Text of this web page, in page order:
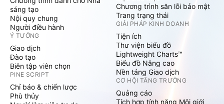
sáng tạo
Nội quy chung
Người điều hành
Ý TƯỞNG
Giao dịch
Đào tạo
Biên tập viên chọn
PINE SCRIPT
Chỉ báo & chiến lược
Phù thủy
Chương trình săn lỗi bảo mật
Trang trạng thái
GIẢI PHÁP KINH DOANH
Tiện ích
Thư viện biểu đồ
Lightweight Charts™
Biểu đồ Nâng cao
Nền tảng Giao dịch
CƠ HỘI TĂNG TRƯỞNG
Quảng cáo
Tích hợp tính năng Môi giới